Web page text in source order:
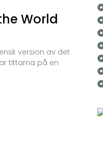
World
version av det
tittarna på en